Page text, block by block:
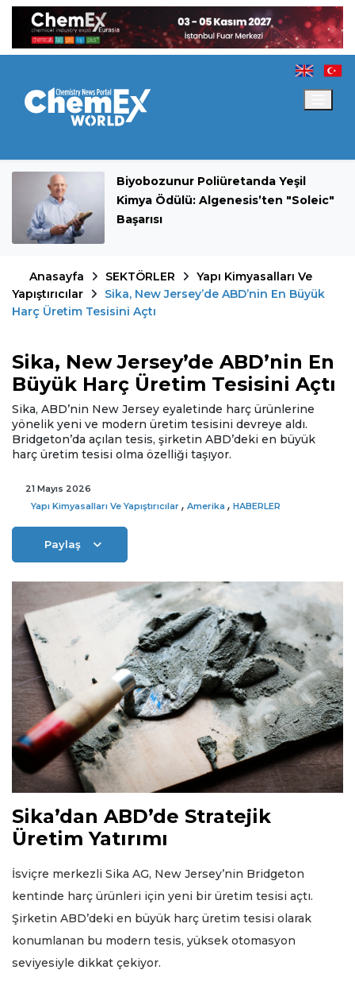
Biyobozunur Poliüretanda Yeşil
Kimya Ödülü: Algenesis’ten "Soleic"
Başarısı
Anasayfa SEKTÖRLER
Yapı Kimyasalları Ve
Yapıştırıcılar
Sika, New Jersey’de ABD’nin En Büyük
Harç Üretim Tesisini Açtı
Sika, New Jersey’de ABD’nin En
Büyük Harç Üretim Tesisini Açtı
Sika, ABD’nin New Jersey eyaletinde harç ürünlerine
yönelik yeni ve modern üretim tesisini devreye aldı.
Bridgeton’da açılan tesis, şirketin ABD’deki en büyük
harç üretim tesisi olma özelliği taşıyor.
21 Mayıs 2026
Yapı Kimyasalları Ve Yapıştırıcılar , Amerika , HABERLER
Paylaş
Sika’dan ABD’de Stratejik
Üretim Yatırımı
İsviçre merkezli Sika AG, New Jersey’nin Bridgeton
kentinde harç ürünleri için yeni bir üretim tesisi açtı.
Şirketin ABD’deki en büyük harç üretim tesisi olarak
konumlanan bu modern tesis, yüksek otomasyon
seviyesiyle dikkat çekiyor.